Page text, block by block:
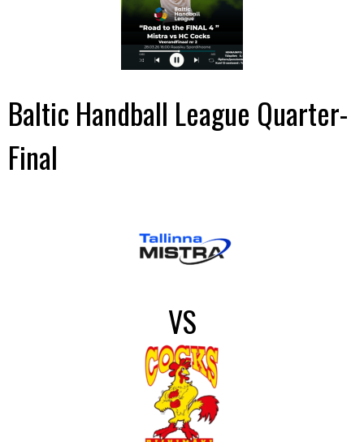
Baltic Handball League Quarter-
Final
VS